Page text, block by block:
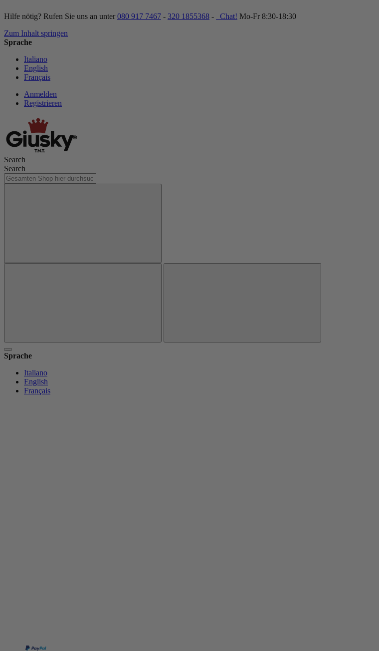
Hilfe nötig? Rufen Sie uns an unter 080 917 7467 - 320 1855368 - Chat! Mo-Fr 8:30-18:30
Zum Inhalt springen
Sprache
Italiano
English
Français
Anmelden
Registrieren
Search
Search
Sprache
Italiano
English
Français